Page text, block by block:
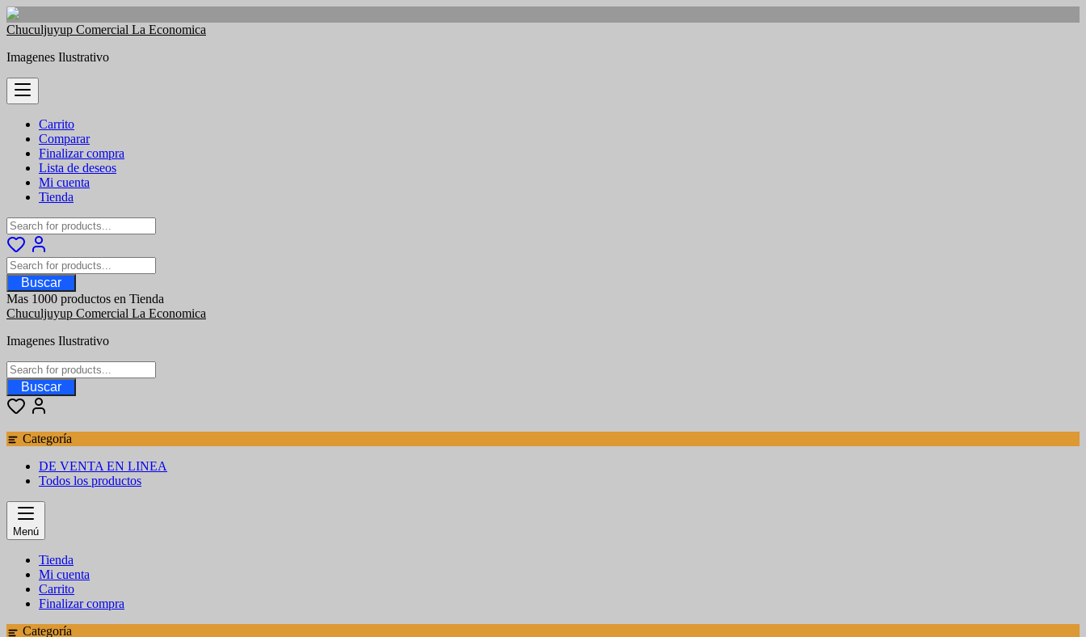
Saltar
contenido
Chuculjuyup Comercial La Economica
Imagenes Ilustrativo
Carrito
Comparar
Finalizar compra
Lista de deseos
Mi cuenta
Tienda
Buscar
Mas 1000 productos en Tienda
Chuculjuyup Comercial La Economica
Imagenes Ilustrativo
Buscar
Categoría
DE VENTA EN LINEA
Todos los productos
Menú
Tienda
Mi cuenta
Carrito
Finalizar compra
Categoría